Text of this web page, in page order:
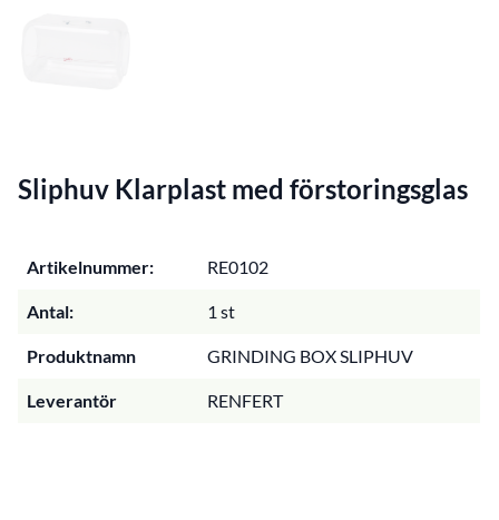
Sliphuv Klarplast med förstoringsglas
Artikelnummer: RE0102
Antal: 1 st
Produktnamn GRINDING BOX SLIPHUV
Leverantör RENFERT